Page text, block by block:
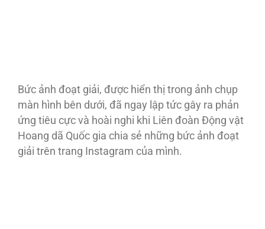
Bức ảnh đoạt giải, được hiển thị trong ảnh chụp
màn hình bên dưới, đã ngay lập tức gây ra phản
ứng tiêu cực và hoài nghi khi Liên đoàn Động vật
Hoang dã Quốc gia chia sẻ những bức ảnh đoạt
giải trên trang Instagram của mình.